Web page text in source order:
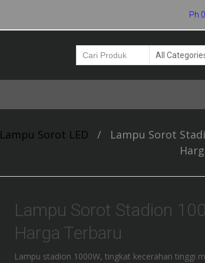
Ph
Lampu Sorot LED /
Lampu Sorot
Lampu Sorot Stadion
Harga Terbaru
Lampu stadion 1000W, tingkat kecerahan tinggi